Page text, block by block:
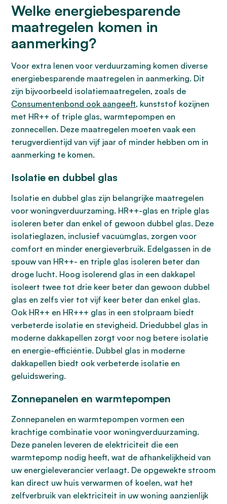
Welke energiebesparende
maatregelen komen in
aanmerking?
Voor extra lenen voor verduurzaming komen diverse
energiebesparende maatregelen in aanmerking. Dit
zijn bijvoorbeeld isolatiemaatregelen, zoals de
Consumentenbond ook aangeeft, kunststof kozijnen
met HR++ of triple glas, warmtepompen en
zonnecellen. Deze maatregelen moeten vaak een
terugverdientijd van vijf jaar of minder hebben om in
aanmerking te komen.
Isolatie en dubbel glas
Isolatie en dubbel glas zijn belangrijke maatregelen
voor woningverduurzaming. HR++-glas en triple glas
isoleren beter dan enkel of gewoon dubbel glas. Deze
isolatieglazen, inclusief vacuümglas, zorgen voor
comfort en minder energieverbruik. Edelgassen in de
spouw van HR++- en triple glas isoleren beter dan
droge lucht. Hoog isolerend glas in een dakkapel
isoleert twee tot drie keer beter dan gewoon dubbel
glas en zelfs vier tot vijf keer beter dan enkel glas.
Ook HR++ en HR+++ glas in een stolpraam biedt
verbeterde isolatie en stevigheid. Driedubbel glas in
moderne dakkapellen zorgt voor nog betere isolatie
en energie-efficiëntie. Dubbel glas in moderne
dakkapellen biedt ook verbeterde isolatie en
geluidswering.
Zonnepanelen en warmtepompen
Zonnepanelen en warmtepompen vormen een
krachtige combinatie voor woningverduurzaming.
Deze panelen leveren de elektriciteit die een
warmtepomp nodig heeft, wat de afhankelijkheid van
uw energieleverancier verlaagt. De opgewekte stroom
kan direct uw huis verwarmen of koelen, wat het
zelfverbruik van elektriciteit in uw woning aanzienlijk